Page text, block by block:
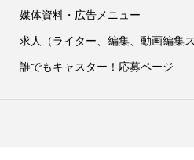
媒体資料・広告メニュー
求人（ライター、編集、動画編集
誰でもキャスター！応募ページ